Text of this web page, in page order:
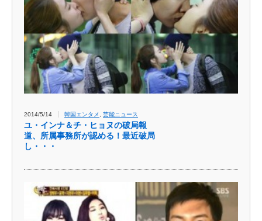
2014/5/14 韓国エンタメ 芸能ニュース
ユ・インナ＆チ・ヒョヌの破局報
道、所属事務所が認める！最近破局
し・・・